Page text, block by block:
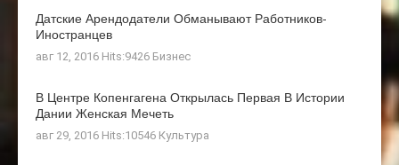
Датские Арендодатели Обманывают Работников-
Иностранцев
авг 12, 2016 Hits:9426 Бизнес
В Центре Копенгагена Открылась Первая В Истории
Дании Женская Мечеть
авг 29, 2016 Hits:10546 Культура